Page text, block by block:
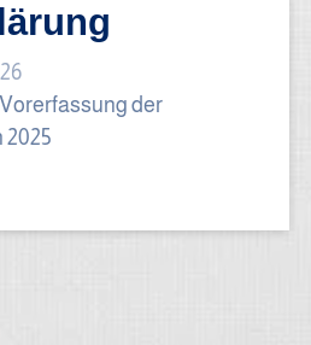
der